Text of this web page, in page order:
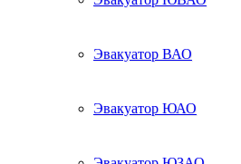
Эвакуатор ВАО
Эвакуатор ЮАО